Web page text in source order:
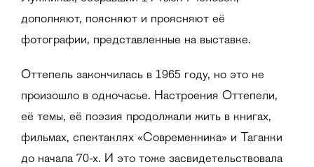
дополняют, поясняют и проясняют её
фотографии, представленные на выставке.
Оттепель закончилась в 1965 году, но это не
произошло в одночасье. Настроения Оттепели,
её темы, её поэзия продолжали жить в книгах,
фильмах, спектаклях «Современника» и Таганки
до начала 70-х. И это тоже засвидетельствовала